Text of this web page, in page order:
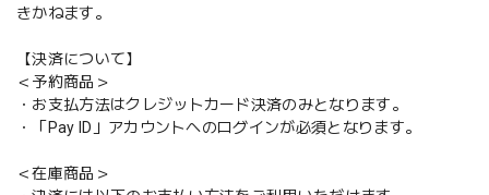
きかねます。
【決済について】
＜予約商品＞
・お支払方法はクレジットカード決済のみとなります。
・「Pay ID」アカウントへのログインが必須となります。
＜在庫商品＞